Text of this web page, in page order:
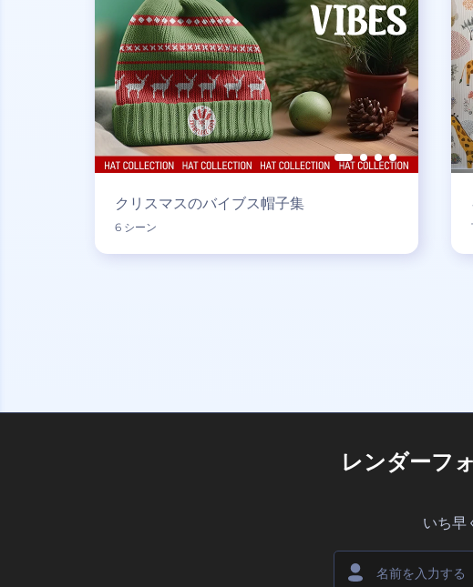
クリスマスのバイブス帽子集
6 シーン
レンダーフ
いち早